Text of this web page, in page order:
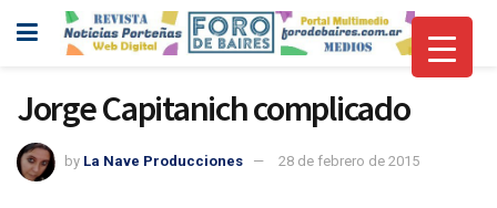
Jorge Capitanich complicado
by La Nave Producciones 28 de febrero de 2015